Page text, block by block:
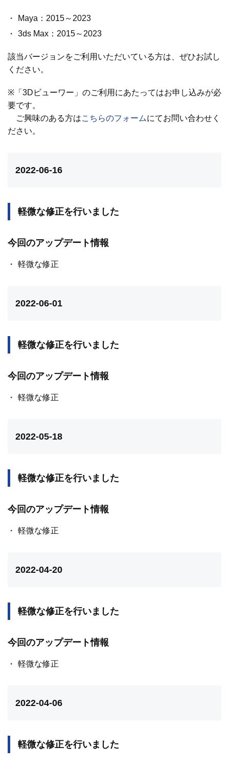
Maya：2015～2023
3ds Max：2015～2023
該当バージョンをご利用いただいている方は、ぜひお試し
ください。
※「3Dビューワー」のご利用にあたってはお申し込みが必
要です。
ご興味のある方はこちらのフォームにてお問い合わせく
ださい。
2022-06-16
軽微な修正を行いました
今回のアップデート情報
軽微な修正
2022-06-01
軽微な修正を行いました
今回のアップデート情報
軽微な修正
2022-05-18
軽微な修正を行いました
今回のアップデート情報
軽微な修正
2022-04-20
軽微な修正を行いました
今回のアップデート情報
軽微な修正
2022-04-06
軽微な修正を行いました